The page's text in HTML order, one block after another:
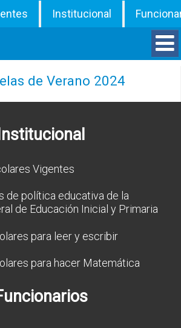
Institucional
de Verano 2024
Institucional
Vigentes
de política educativa de la
de Educación Inicial y Primaria
para leer y escribir
para hacer Matemática